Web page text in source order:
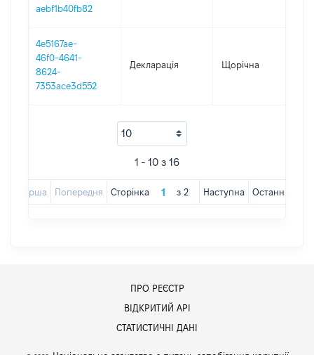
aebf1b40fb82
4e5167ae-
46f0-4641-
8624-
7353ace3d552
Декларація Щорічна
1 - 10 з 16
Перша Попередня Сторінка з 2 Наступна Остання
ПРО РЕЄСТР
ВІДКРИТИЙ АРІ
СТАТИСТИЧНІ ДАНІ